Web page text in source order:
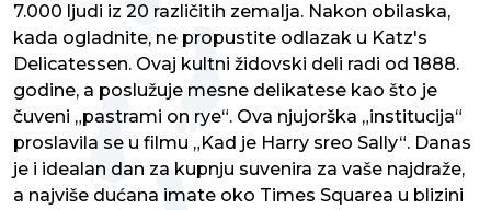
7.000 ljudi iz 20 različitih zemalja. Nakon obilaska,
kada ogladnite, ne propustite odlazak u Katz's
Delicatessen. Ovaj kultni židovski deli radi od 1888.
godine, a poslužuje mesne delikatese kao što je
čuveni „pastrami on rye“. Ova njujorška „institucija“
proslavila se u filmu „Kad je Harry sreo Sally“. Danas
je i idealan dan za kupnju suvenira za vaše najdraže,
a najviše dućana imate oko Times Squarea u blizini